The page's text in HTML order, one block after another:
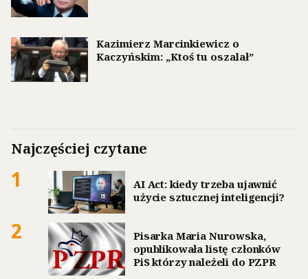
Kazimierz Marcinkiewicz o
Kaczyńskim: „Ktoś tu oszalał”
Najczęściej czytane
1
AI Act: kiedy trzeba ujawnić
użycie sztucznej inteligencji?
2
Pisarka Maria Nurowska,
opublikowała listę członków
PiS którzy należeli do PZPR